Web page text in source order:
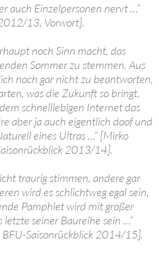
auch Einzelpersonen nervt …“
13, Vorwort].
noch Sinn macht, das
Sommer zu stemmen. Aus
noch gar nicht zu beantworten,
was die Zukunft so bringt.
schnelllebigen Internet das
aber ja auch eigentlich doof und
eines Ultras …“ [Mirko
2013/14].
traurig stimmen, andere gar
wird es schlichtweg egal sein,
Pamphlet wird mit großer
seiner Baureihe sein …“
BFU-Saisonrückblick 2014/15].